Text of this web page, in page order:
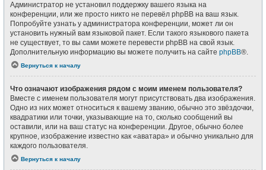
Администратор не установил поддержку вашего языка на
конференции, или же просто никто не перевёл phpBB на ваш язык.
Попробуйте узнать у администратора конференции, может ли он
установить нужный вам языковой пакет. Если такого языкового пакета
не существует, то вы сами можете перевести phpBB на свой язык.
Дополнительную информацию вы можете получить на сайте phpBB®.
Вернуться к началу
Что означают изображения рядом с моим именем пользователя?
Вместе с именем пользователя могут присутствовать два изображения.
Одно из них может относиться к вашему званию, обычно это звёздочки,
квадратики или точки, указывающие на то, сколько сообщений вы
оставили, или на ваш статус на конференции. Другое, обычно более
крупное, изображение известно как «аватара» и обычно уникально для
каждого пользователя.
Вернуться к началу